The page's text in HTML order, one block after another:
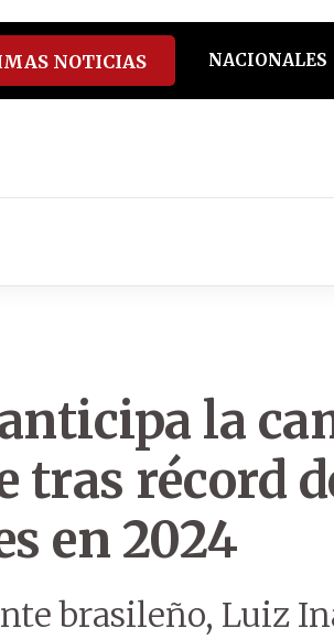
spotify
NOTICIAS NACIONALES
la
tras récord
en 2024
brasileño, Luiz